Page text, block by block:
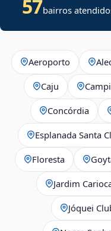
57bairros
Aeroporto
Caju
Concórdia
Esplanada Santa
Floresta
Jardim
Jóquei